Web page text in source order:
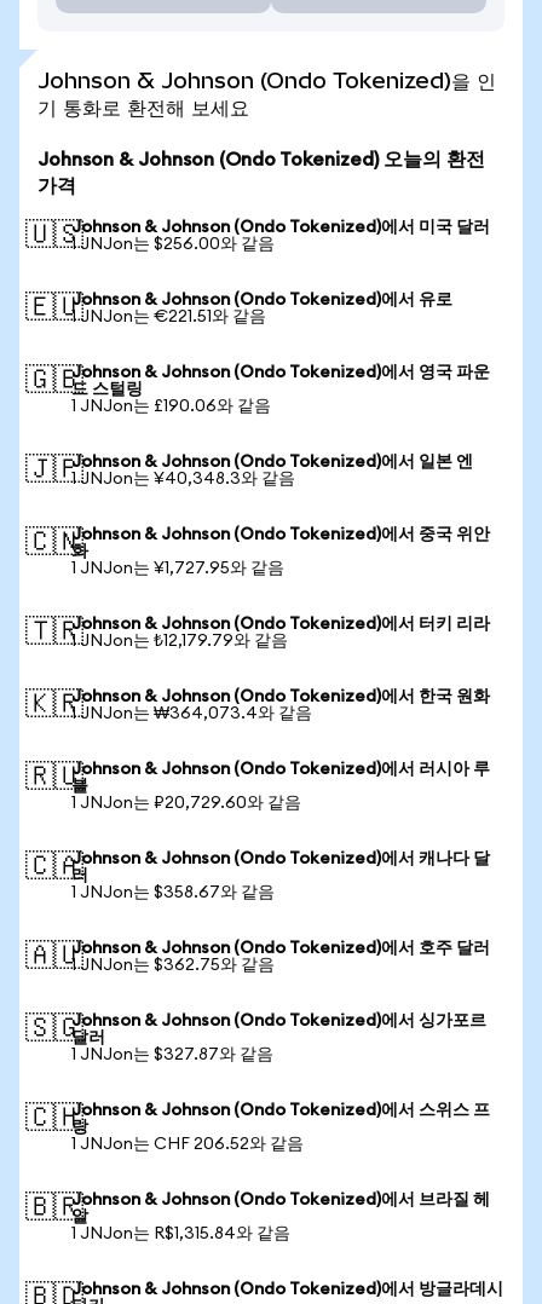
Johnson & Johnson (Ondo Tokenized)을 인
기 통화로 환전해 보세요
Johnson & Johnson (Ondo Tokenized) 오늘의 환전
가격
🇺🇸Johnson & Johnson (Ondo Tokenized)에서 미국 달러
1 JNJon는 $256.00와 같음
🇪🇺Johnson & Johnson (Ondo Tokenized)에서 유로
1 JNJon는 €221.51와 같음
🇬🇧Johnson & Johnson (Ondo Tokenized)에서 영국 파운
드 스털링
1 JNJon는 £190.06와 같음
🇯🇵Johnson & Johnson (Ondo Tokenized)에서 일본 엔
1 JNJon는 ¥40,348.3와 같음
🇨🇳Johnson & Johnson (Ondo Tokenized)에서 중국 위안
화
1 JNJon는 ¥1,727.95와 같음
🇹🇷Johnson & Johnson (Ondo Tokenized)에서 터키 리라
1 JNJon는 ₺12,179.79와 같음
🇰🇷Johnson & Johnson (Ondo Tokenized)에서 한국 원화
1 JNJon는 ₩364,073.4와 같음
🇷🇺Johnson & Johnson (Ondo Tokenized)에서 러시아 루
블
1 JNJon는 ₽20,729.60와 같음
🇨🇦Johnson & Johnson (Ondo Tokenized)에서 캐나다 달
러
1 JNJon는 $358.67와 같음
🇦🇺Johnson & Johnson (Ondo Tokenized)에서 호주 달러
1 JNJon는 $362.75와 같음
🇸🇬Johnson & Johnson (Ondo Tokenized)에서 싱가포르
달러
1 JNJon는 $327.87와 같음
🇨🇭Johnson & Johnson (Ondo Tokenized)에서 스위스 프
랑
1 JNJon는 CHF 206.52와 같음
🇧🇷Johnson & Johnson (Ondo Tokenized)에서 브라질 헤
알
1 JNJon는 R$1,315.84와 같음
🇧🇩Johnson & Johnson (Ondo Tokenized)에서 방글라데시